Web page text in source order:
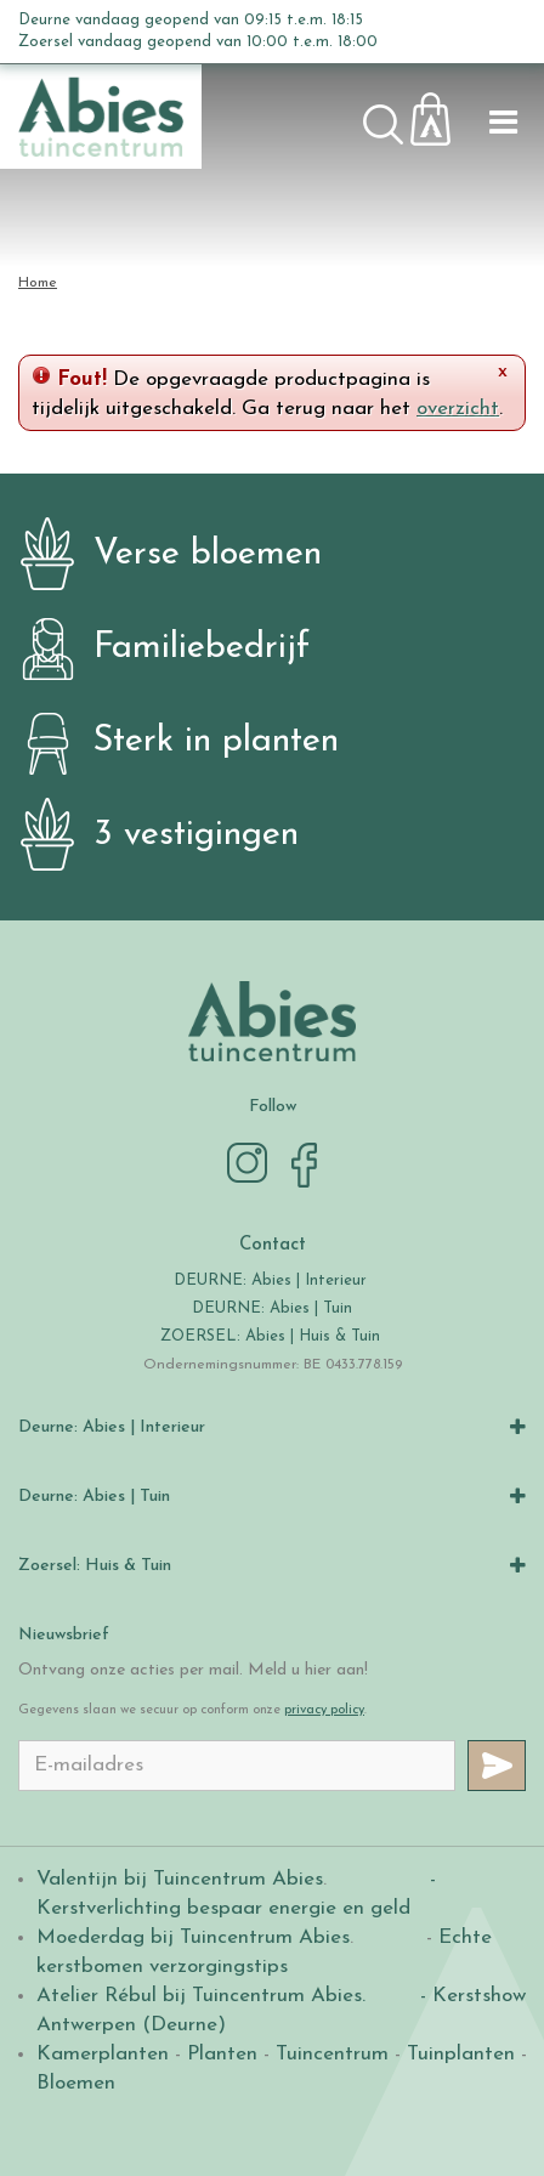
n
Home
Deurne vandaag geopend van 09:15 t.e.m. 18:15
Zoersel vandaag geopend van 10:00 t.e.m. 18:00
x
Fout! De opgevraagde productpagina is
tijdelijk uitgeschakeld. Ga terug naar het overzicht.
Verse bloemen
Familiebedrijf
Sterk in planten
3 vestigingen
Follow
Contact
DEURNE: Abies | Interieur
DEURNE: Abies | Tuin
ZOERSEL: Abies | Huis & Tuin
Ondernemingsnummer: BE 0433.778.159
Deurne: Abies | Interieur
Deurne: Abies | Tuin
Zoersel: Huis & Tuin
Nieuwsbrief
Ontvang onze acties per mail. Meld u hier aan!
Gegevens slaan we secuur op conform onze privacy policy.
Valentijn bij Tuincentrum Abies.
-
Kerstverlichting bespaar energie en geld
Moederdag bij Tuincentrum Abies. - Echte
kerstbomen verzorgingstips
Atelier Rébul bij Tuincentrum Abies.
- Kerstshow
Antwerpen (Deurne)
Kamerplanten - Planten - Tuincentrum - Tuinplanten -
Bloemen